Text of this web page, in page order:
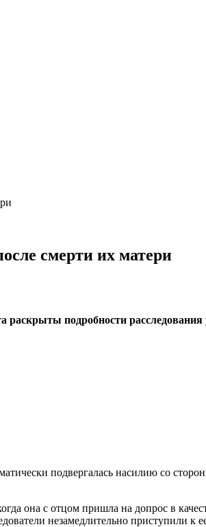
смерти их матери
подробности расследования
подвергалась насилию со
она с отцом пришла на допрос в
незамедлительно приступили к